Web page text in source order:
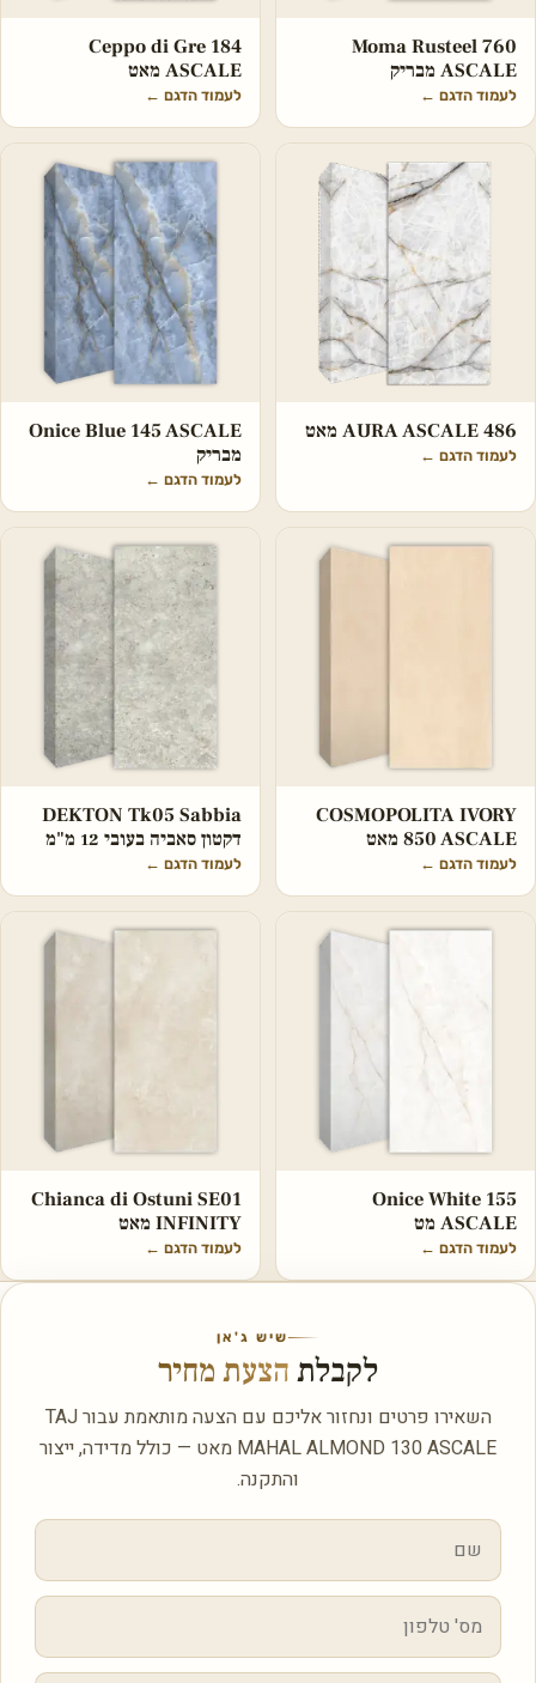
Moma Rusteel 760
ASCALE מבריק
לעמוד הדגם ←
Ceppo di Gre 184
ASCALE מאט
לעמוד הדגם ←
486 AURA ASCALE מאט
לעמוד הדגם ←
Onice Blue 145 ASCALE
מבריק
לעמוד הדגם ←
COSMOPOLITA IVORY
850 ASCALE מאט
לעמוד הדגם ←
DEKTON Tk05 Sabbia
דקטון סאביה בעובי 12 מ"מ
לעמוד הדגם ←
Onice White 155
ASCALE מט
לעמוד הדגם ←
Chianca di Ostuni SE01
INFINITY מאט
לעמוד הדגם ←
שיש ג'אן
לקבלת הצעת מחיר
השאירו פרטים ונחזור אליכם עם הצעה מותאמת עבור TAJ
MAHAL ALMOND 130 ASCALE מאט — כולל מדידה, ייצור
והתקנה.